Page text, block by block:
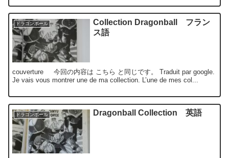
ドラゴンボール
Collection Dragonball フラン
ス語
couverture 今回の内容は こちら と同じです。 Traduit par google.
Je vais vous montrer une de ma collection. L’une de mes col...
ドラゴンボール Dragonball Collection 英語